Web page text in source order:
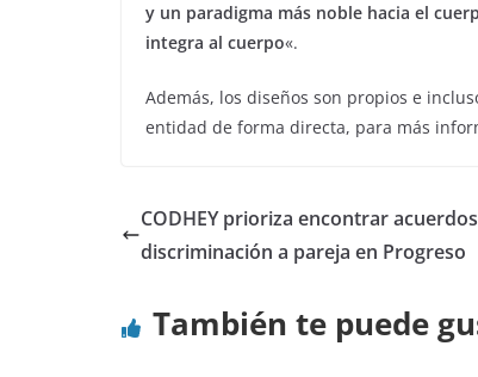
y un paradigma más noble hacia el
integra al cuerpo«.
Además, los diseños son propios e
entidad de forma directa, para más
CODHEY prioriza encontrar
discriminación a pareja en Progreso
También te puede